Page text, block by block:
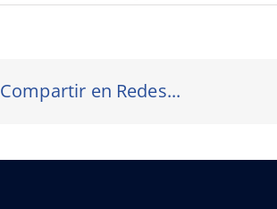
Compartir en Redes...